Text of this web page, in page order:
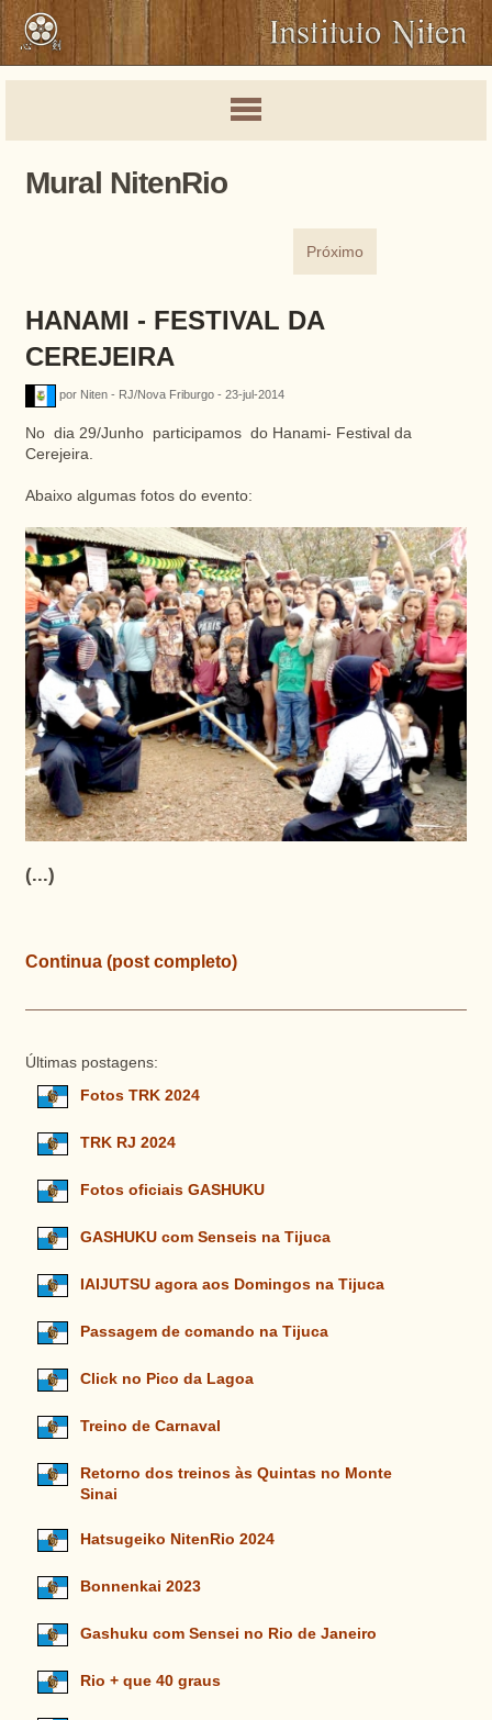
Mural NitenRio
Próximo
HANAMI - FESTIVAL DA
CEREJEIRA
por Niten - RJ/Nova Friburgo - 23-jul-2014
No dia 29/Junho participamos do Hanami- Festival da
Cerejeira.
Abaixo algumas fotos do evento:
(...)
Continua (post completo)
Últimas postagens:
Fotos TRK 2024
TRK RJ 2024
Fotos oficiais GASHUKU
GASHUKU com Senseis na Tijuca
IAIJUTSU agora aos Domingos na Tijuca
Passagem de comando na Tijuca
Click no Pico da Lagoa
Treino de Carnaval
Retorno dos treinos às Quintas no Monte
Sinai
Hatsugeiko NitenRio 2024
Bonnenkai 2023
Gashuku com Sensei no Rio de Janeiro
Rio + que 40 graus